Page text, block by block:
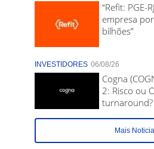
“Refit: PGE-
empresa
bilhões”
INVESTIDORES 06/08/26
Cogna
2: Risco ou
turnaround?
Mais